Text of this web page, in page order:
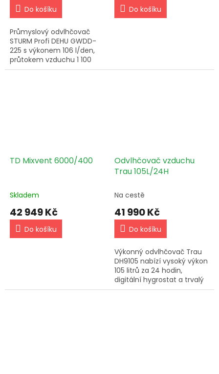
Do košíku
Průmyslový odvlhčovač
STURM Profi DEHU GWDD-
225 s výkonem 106 l/den,
průtokem vzduchu 1 100
m³/h, mikroprocesorovým
Do košíku
TD Mixvent 6000/400
Skladem
42 949 Kč
Do košíku
Odvlhčovač vzduchu
Trau 105L/24H
Na cestě
41 990 Kč
Do košíku
Výkonný odvlhčovač Trau
DH9105 nabízí vysoký výkon
105 litrů za 24 hodin,
digitální hygrostat a trvalý
odtok. Snadná přenosnost